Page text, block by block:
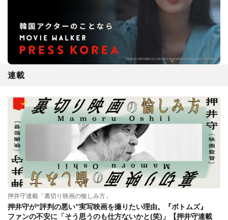
連載
押井守連載「裏切り映画の愉しみ方」
押井守が“評判の悪い”実写映画を撮りたい理由。『ボトムズ』
ファンの不安に「そう思うのも仕方ないかと(笑)」【押井守連載